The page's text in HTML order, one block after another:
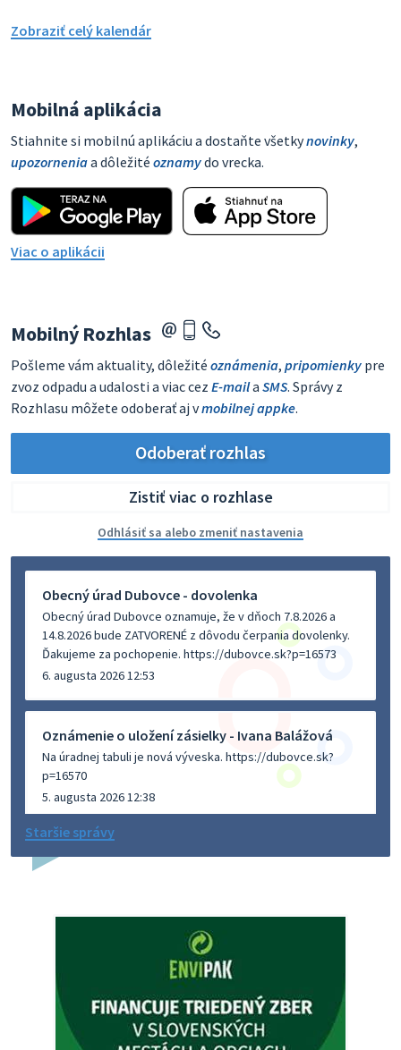
Zobraziť celý kalendár
Mobilná aplikácia
Stiahnite si mobilnú aplikáciu a dostaňte všetkynovinky,
upozorneniaa dôležité oznamydo vrecka.
Viac o aplikácii
Mobilný Rozhlas
Pošleme vám aktuality, dôležité oznámenia, pripomienky pre
zvoz odpadu a udalosti a viac cez E-maila SMS. Správy z
Rozhlasu môžete odoberať aj vmobilnej appke.
Odoberať rozhlas
Zistiť viac o rozhlase
Odhlásiť sa alebo zmeniť nastavenia
Obecný úrad Dubovce - dovolenka
Obecný úrad Dubovce oznamuje, že v dňoch 7.8.2026 a
14.8.2026 bude ZATVORENÉ z dôvodu čerpania dovolenky.
Ďakujeme za pochopenie. https://dubovce.sk?p=16573
6. augusta 2026 12:53
Oznámenie o uložení zásielky - Ivana Balážová
Na úradnej tabuli je nová výveska. https://dubovce.sk?
p=16570
5. augusta 2026 12:38
Dovolenka - MUDr. Marián Sivoň
budeZATVORENÁ z dôvodu čerpania dovolenky. Akútne
prípady bude riešiť MUDr.Fisch…
Zajtrajší zvoz odpadu
Vážený občan, zajtra 5. 8. sa bude zvážať komunálny odpad.
Staršie správy